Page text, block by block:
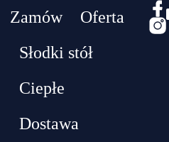
Zamów
Oferta
Słodki stół
Ciepłe
Dostawa
26.07 - 09.08 będziemy
tym czasie nie